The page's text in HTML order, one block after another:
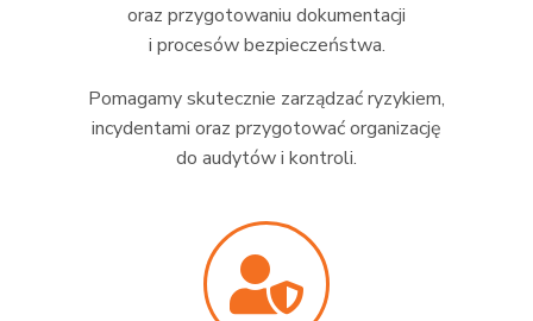
oraz przygotowaniu dokumentacji
i procesów bezpieczeństwa.
Pomagamy skutecznie zarządzać ryzykiem,
incydentami oraz przygotować organizację
do audytów i kontroli.